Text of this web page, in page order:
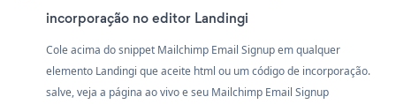
incorporação no editor Landingi
Cole acima do snippet Mailchimp Email Signup em qualquer
elemento Landingi que aceite html ou um código de incorporação.
salve, veja a página ao vivo e seu Mailchimp Email Signup